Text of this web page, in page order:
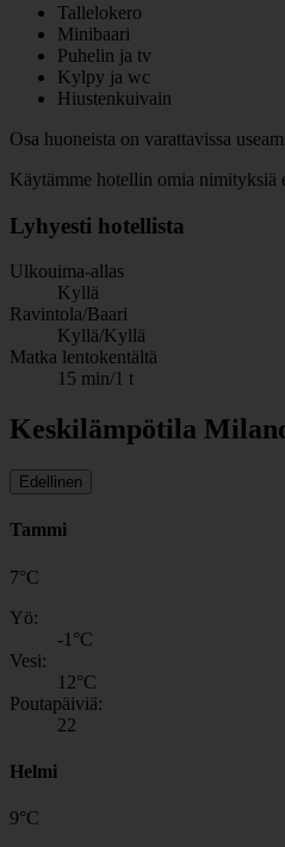
Tallelokero
Minibaari
Puhelin ja tv
Kylpy ja wc
Hiustenkuivain
Osa huoneista on varattavissa
Käytämme hotellin omia nimityksiä
Lyhyesti hotellista
Ulkouima-allas
Kyllä
Ravintola/Baari
Kyllä/Kyllä
Matka lentokentältä
15 min/1 t
Keskilämpötila
Edellinen
Tammi
7°C
Yö:
-1 °C
Vesi:
12°C
Poutapäiviä:
22
Helmi
9°C